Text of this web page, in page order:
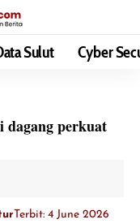
Sulut Cyber
dagang perkuat
Terbit: 4 June 2026